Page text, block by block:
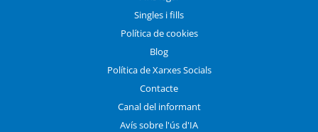
Singles i fills
Política de cookies
Blog
Política de Xarxes Socials
Contacte
Canal del informant
Avís sobre l'ús d'IA